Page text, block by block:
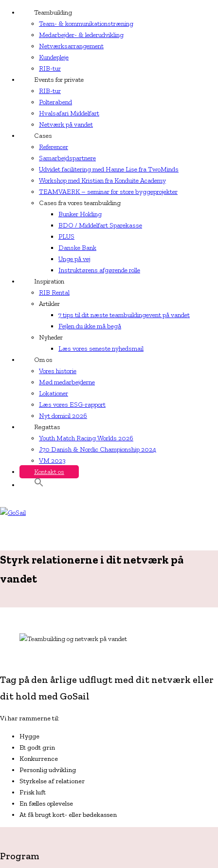
Teambuilding
Team- & kommunikationstræning
Medarbejder- & lederudvikling
Netværksarrangement
Kundepleje
RIB-tur
Events for private
RIB-tur
Polterabend
Hvalsafari Middelfart
Netværk på vandet
Cases
Referencer
Samarbejdspartnere
Udvidet facilitering med Hanne Lise fra TwoMinds
Workshop med Kristian fra Konduite Academy
TEAMVAERK – seminar for store byggeprojekter
Cases fra vores teambuilding
Bunker Holding
BDO / Middelfart Sparekasse
PLUS
Danske Bank
Unge på vej
Instruktørens afgørende rolle
Inspiration
RIB Rental
Artikler
7 tips til dit næste teambuildingevent på vandet
Fejlen du ikke må begå
Nyheder
Læs vores seneste nyhedsmail
Om os
Vores historie
Mød medarbejderne
Lokationer
Læs vores ESG-rapport
Nyt domicil 2026
Regattas
Youth Match Racing Worlds 2026
J70 Danish & Nordic Championship 2024
VM 2023
Kontakt os
Styrk relationerne i dit netværk på
vandet
Tag på den årlige udflugt med dit netværk eller
dit hold med GoSail
Vi har rammerne til:
Hygge
Et godt grin
Konkurrence
Personlig udvikling
Styrkelse af relationer
Frisk luft
En fælles oplevelse
At få brugt kort- eller bødekassen
Program